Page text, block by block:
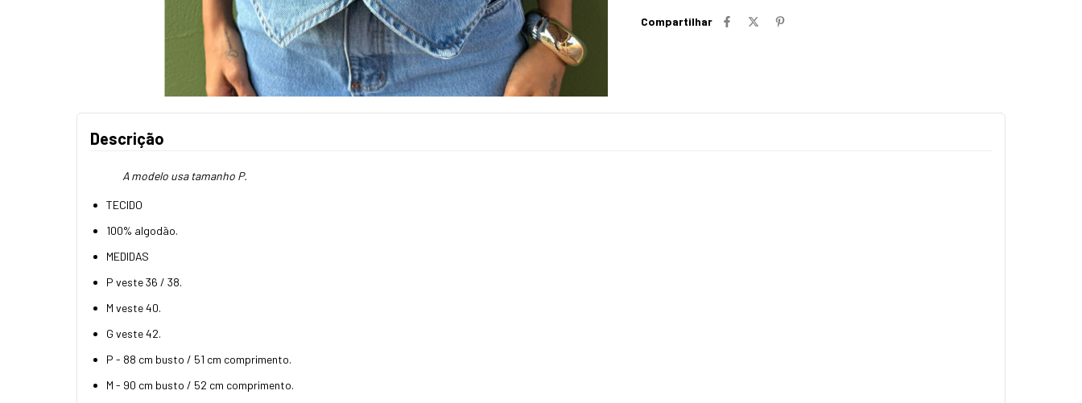
Compartilhar
Descrição
A modelo usa tamanho P.
TECIDO
100% algodão.
MEDIDAS
P veste 36 / 38.
M veste 40.
G veste 42.
P - 88 cm busto / 51 cm comprimento.
M - 90 cm busto / 52 cm comprimento.